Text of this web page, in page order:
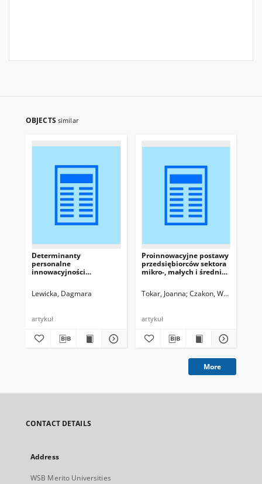
OBJECTS similar
Determinanty
personalne
innowacyjności
Lewicka, Dagmara
artykuł
Proinnowacyjne postawy
przedsiębiorców sektora
mikro-, małych i średnich
klienta
Tokar, Joanna Czakon, Wojciech, red.
artykuł
More
CONTACT DETAILS
Address
WSB Merito Universities